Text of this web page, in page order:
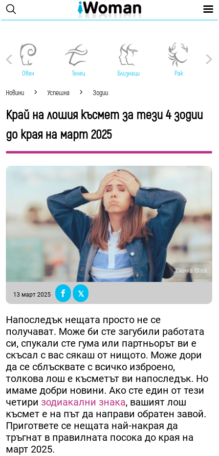
Овен Телец Близнаци Рак
Новини Успешна Зодии
Край на лошия късмет за тези 4 зодии
до края на март 2025
Снимка: iStock
13 март 2025
Напоследък нещата просто не се
получават. Може би сте загубили работата
си, спукали сте гума или партньорът ви е
скъсал с вас сякаш от нищото. Mоже дори
да се сблъсквате с всичко изброено,
толкова лош е късметът ви напоследък. Но
имаме добри новини. Ако сте един от тези
четири зодиакални знака, вашият лош
късмет е на път да направи обратен завой.
Пригответе се нещата най-накрая да
тръгнат в правилната посока до края на
март 2025.